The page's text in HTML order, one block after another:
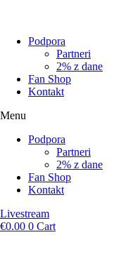
Podpora
Partneri
2% z dane
Fan Shop
Kontakt
Menu
Podpora
Partneri
2% z dane
Fan Shop
Kontakt
Livestream
€0.00 0 Cart